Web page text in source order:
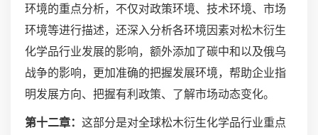
环境的重点分析，不仅对政策环境、技术环境、市场
环境等进行描述，还深入分析各环境因素对松木衍生
化学品行业发展的影响，额外添加了碳中和以及俄乌
战争的影响，更加准确的把握发展环境，帮助企业指
明发展方向、把握有利政策、了解市场动态变化。
第十二章： 这部分是对全球松木衍生化学品行业重点